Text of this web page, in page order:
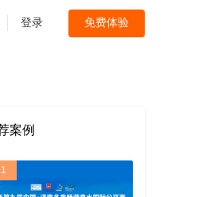
登录 免费体验
案例